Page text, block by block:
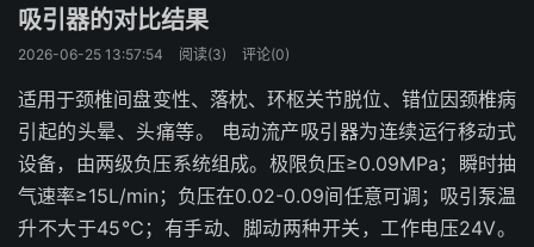
吸引器的对比结果
2026-06-25 13:57:54 阅读(3) 评论(0)
适用于颈椎间盘变性、落枕、环枢关节脱位、错位因颈椎病
引起的头晕、头痛等。 电动流产吸引器为连续运行移动式
设备，由两级负压系统组成。极限负压≥0.09MPa；瞬时抽
气速率≥15L/min；负压在0.02-0.09间任意可调；吸引泵温
升不大于45℃；有手动、脚动两种开关，工作电压24V。